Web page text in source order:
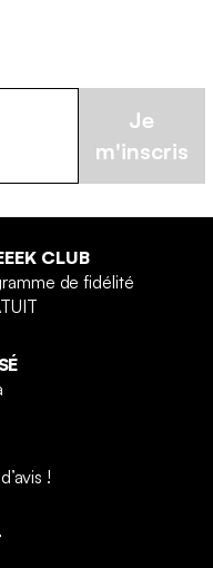
Je
m'inscris
CLUB
de fidélité
!